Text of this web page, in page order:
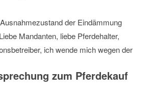
der Eindämmung
Mandanten, liebe Pferdehalter,
ich wende mich wegen der
zum Pferdekauf